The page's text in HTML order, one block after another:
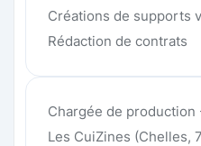
Créations de supports
Rédaction de contrats
Chargée de production
Les CuiZines (Chelles,